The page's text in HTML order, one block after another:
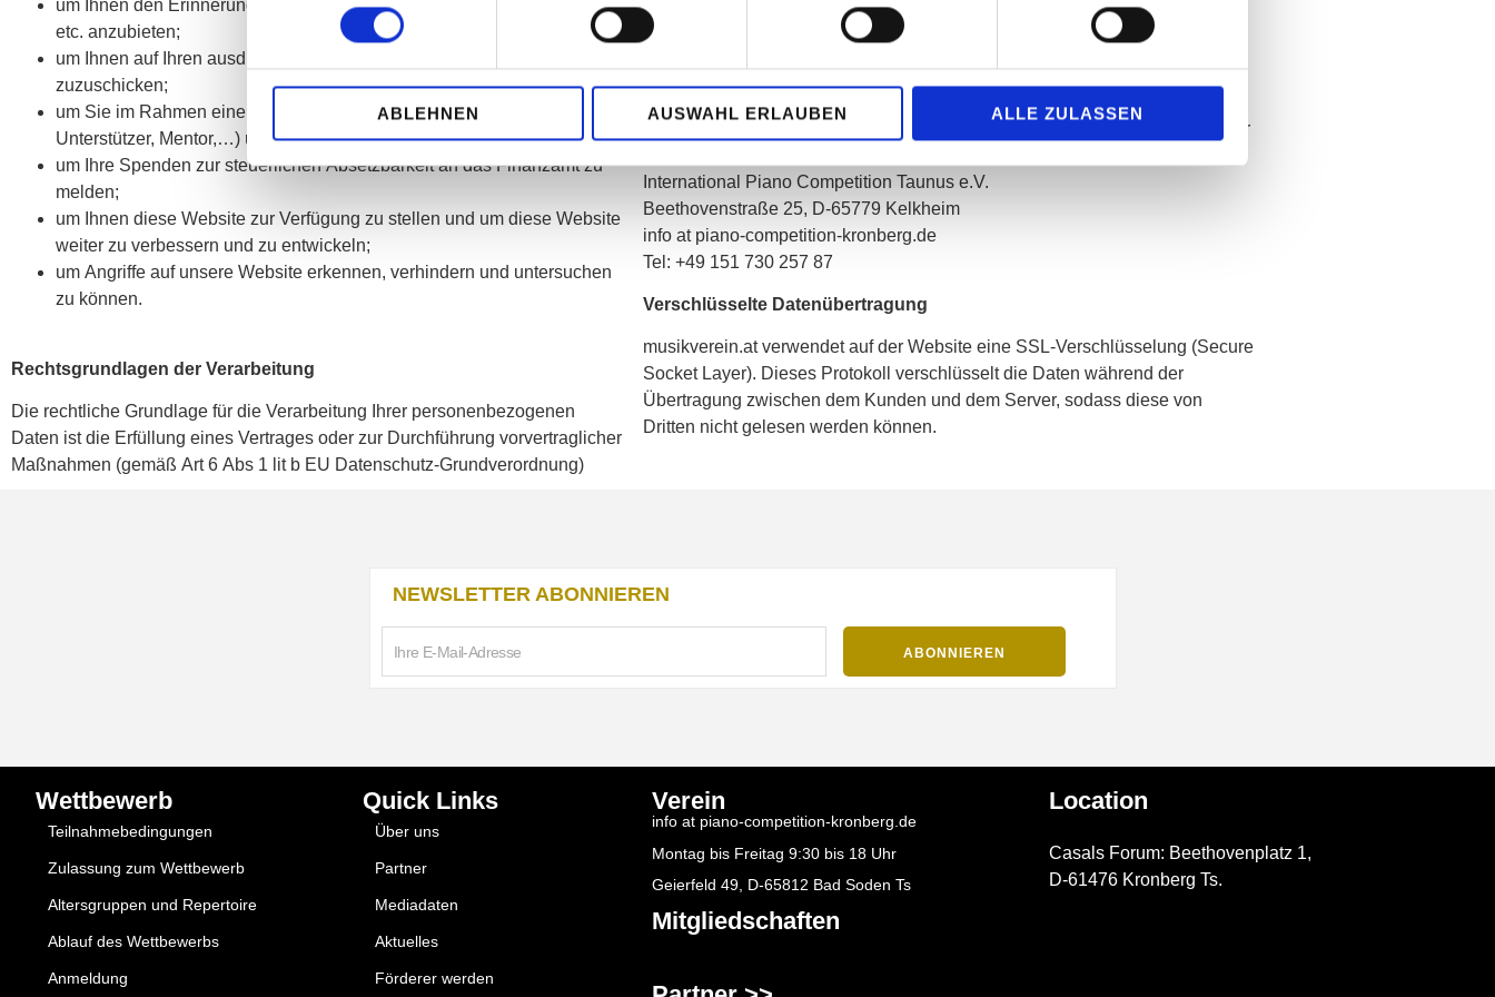
ABLEHNEN AUSWAHL ERLAUBEN ALLE ZULASSEN
um Ihnen den Erinnerungsservice an ein Konzert, Interpreten, Programm
etc. anzubieten;
um Ihnen auf Ihren ausdrücklichen Wunsch unseren Newsletter
zuzuschicken;
um Sie im Rahmen einer erweiterten Mitgliedschaft (Förderer,
Unterstützer, Mentor,…) über Ihre zusätzlichen Vorteile zu informieren;
um Ihre Spenden zur steuerlichen Absetzbarkeit an das Finanzamt zu
melden;
um Ihnen diese Website zur Verfügung zu stellen und um diese Website
weiter zu verbessern und zu entwickeln;
um Angriffe auf unsere Website erkennen, verhindern und untersuchen
zu können.
Rechtsgrundlagen der Verarbeitung
Die rechtliche Grundlage für die Verarbeitung Ihrer personenbezogenen
Daten ist die Erfüllung eines Vertrages oder zur Durchführung vorvertraglicher
Maßnahmen (gemäß Art 6 Abs 1 lit b EU Datenschutz-Grundverordnung)
Daten übermittelt werden, zu kennen und (vii) bei der zuständigen Behörde
Beschwerde zu erheben.
Unsere Kontaktdaten
Sollten Sie zu der Verarbeitung Ihrer personenbezogenen Daten Fragen oder
International Piano Competition Taunus e.V.
Beethovenstraße 25, D-65779 Kelkheim
info at piano-competition-kronberg.de
Tel: +49 151 730 257 87
Verschlüsselte Datenübertragung
musikverein.at verwendet auf der Website eine SSL-Verschlüsselung (Secure
Socket Layer). Dieses Protokoll verschlüsselt die Daten während der
Übertragung zwischen dem Kunden und dem Server, sodass diese von
Dritten nicht gelesen werden können.
NEWSLETTER ABONNIEREN
Wettbewerb
Teilnahmebedingungen
Zulassung zum Wettbewerb
Altersgruppen und Repertoire
Ablauf des Wettbewerbs
Anmeldung
Quick Links
Über uns
Partner
Mediadaten
Aktuelles
Förderer werden
Verein
info at piano-competition-kronberg.de
Montag bis Freitag 9:30 bis 18 Uhr
Geierfeld 49, D-65812 Bad Soden Ts
Mitgliedschaften
Location
Casals Forum: Beethovenplatz 1,
D-61476 Kronberg Ts.